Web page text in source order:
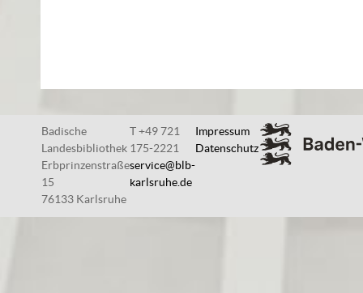
Badische
Landesbibliothek
Erbprinzenstraße
15
76133 Karlsruhe
T +49 721
175-2221
service@blb-
karlsruhe.de
Impressum
Datenschutz